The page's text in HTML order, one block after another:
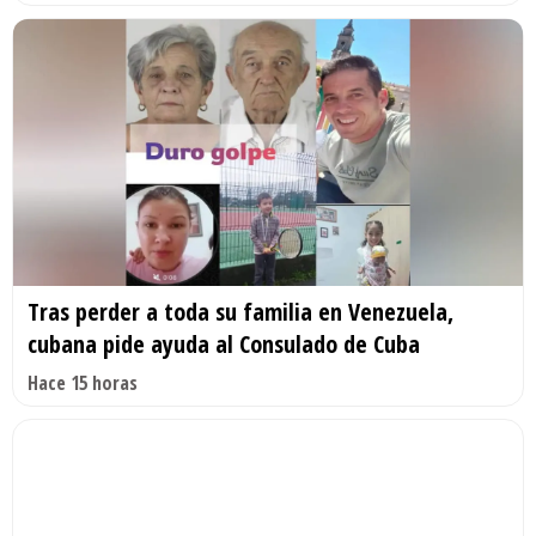
Tras perder a toda su familia en Venezuela,
cubana pide ayuda al Consulado de Cuba
Hace 15 horas